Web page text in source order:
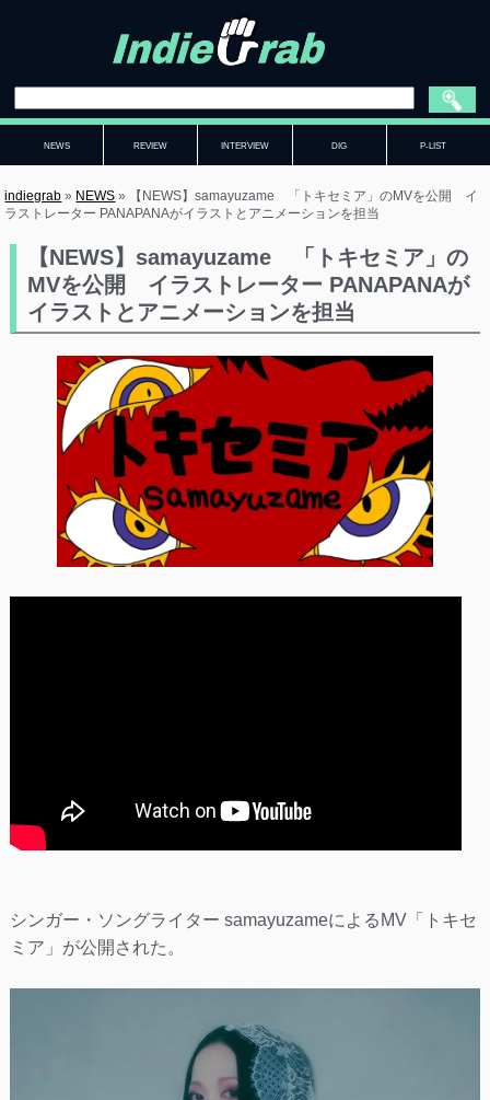
NEWS REVIEW INTERVIEW DIG P-LIST
indiegrab » NEWS »
【NEWS】samayuzame 「トキセミア」のMVを公開 イ
ラストレーター PANAPANAがイラストとアニメーションを担当
【NEWS】samayuzame 「トキセミア」の
MVを公開 イラストレーター PANAPANAが
イラストとアニメーションを担当
シンガー・ソングライター samayuzameによるMV「トキセ
ミア」が公開された。